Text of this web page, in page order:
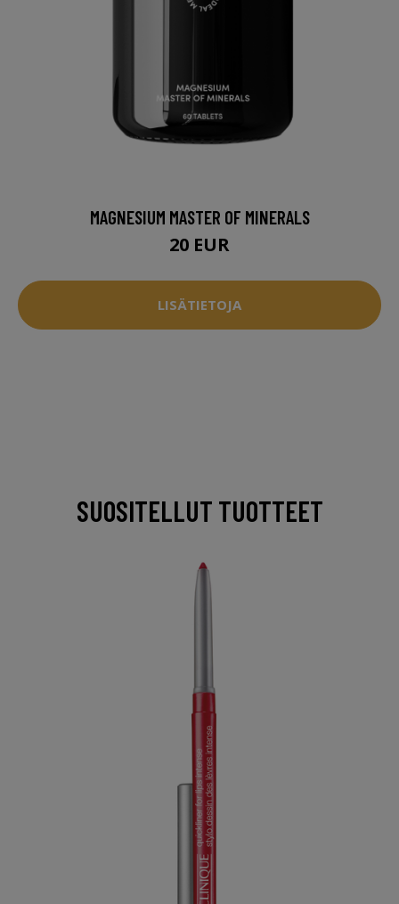
MAGNESIUM MASTER OF MINERALS
20 EUR
LISÄTIETOJA
SUOSITELLUT TUOTTEET